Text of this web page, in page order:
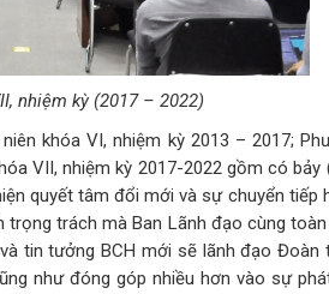
nhiệm kỳ (2017 – 2022)
khóa VI, nhiệm kỳ 2013 – 2017;
VII, nhiệm kỳ 2017-2022 gồm có bảy
quyết tâm đổi mới và sự chuyển tiếp
trách mà Ban Lãnh đạo cùng
tin tưởng BCH mới sẽ lãnh đạo Đoàn
như đóng góp nhiều hơn vào sự